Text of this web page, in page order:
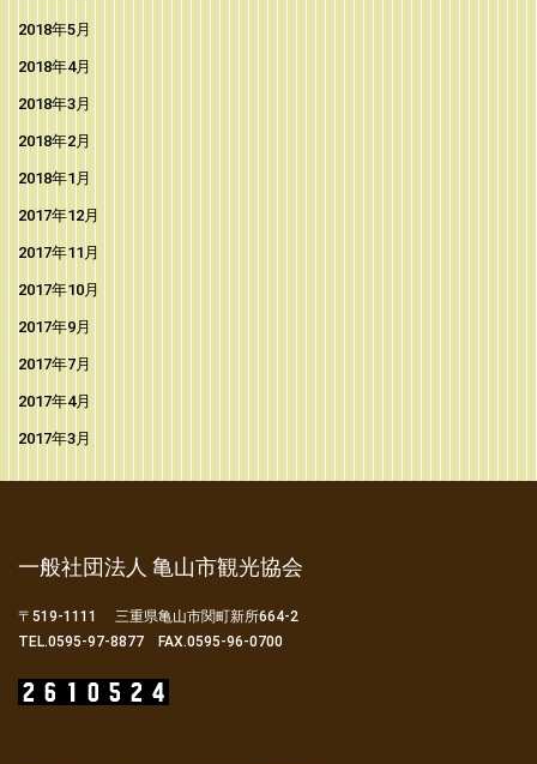
2018年5月
2018年4月
2018年3月
2018年2月
2018年1月
2017年12月
2017年11月
2017年10月
2017年9月
2017年7月
2017年4月
2017年3月
一般社団法人 亀山市観光協会
〒519-1111 三重県亀山市関町新所664-2
TEL.0595-97-8877 FAX.0595-96-0700